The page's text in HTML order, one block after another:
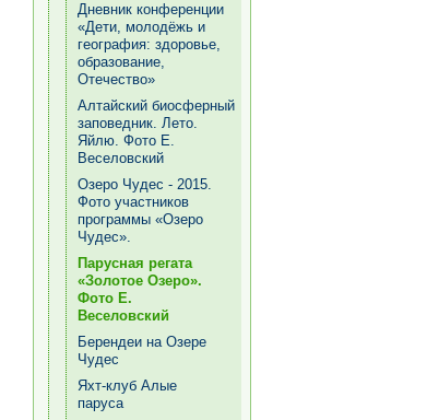
Дневник конференции
«Дети, молодёжь и
география: здоровье,
образование,
Отечество»
Алтайский биосферный
заповедник. Лето.
Яйлю. Фото Е.
Веселовский
Озеро Чудес - 2015.
Фото участников
программы «Озеро
Чудес».
Парусная регата
«Золотое Озеро».
Фото Е.
Веселовский
Берендеи на Озере
Чудес
Яхт-клуб Алые
паруса